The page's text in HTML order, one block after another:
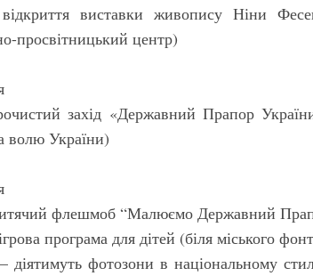
виставки живопису Ніни
просвітницький центр)
захід «Державний Прапор
волю України)
флешмоб “Малюємо Державний
програма для дітей (біля міського
фотозони в національному